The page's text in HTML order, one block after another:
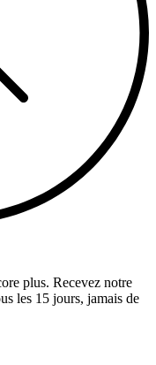
plus. Recevez notre
les 15 jours, jamais de